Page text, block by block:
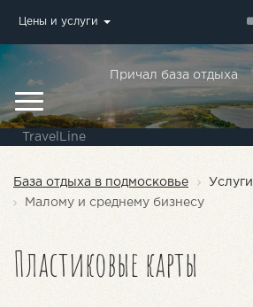
Цены и услуги
Причал база отдыха
TravelLine
База отдыха в подмосковье
Услуги
Малому и среднему бизнесу
Пластиковые карты